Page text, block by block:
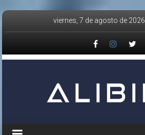
Saltar
viernes, 7 de agosto de 2026